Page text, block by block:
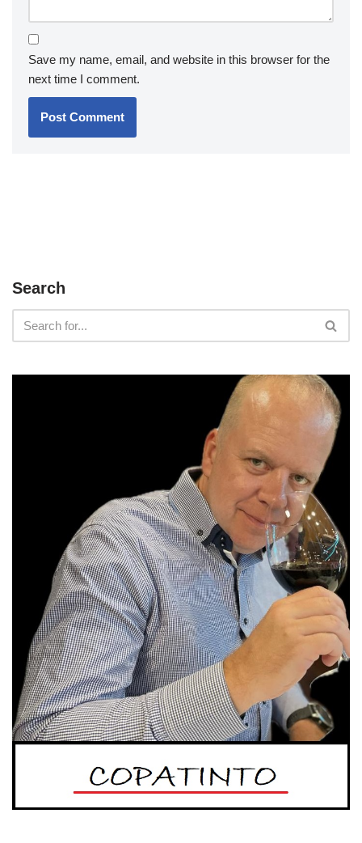
Save my name, email, and website in this browser for the
next time I comment.
Search